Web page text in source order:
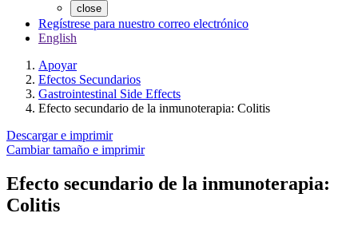
close
Regístrese para nuestro correo electrónico
English
Apoyar
Efectos Secundarios
Gastrointestinal Side Effects
Efecto secundario de la inmunoterapia: Colitis
Descargar e imprimir
Cambiar tamaño e imprimir
Efecto secundario de la inmunoterapia:
Colitis